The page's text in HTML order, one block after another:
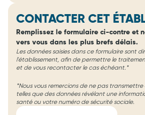
CONTACTER CET
Remplissez le formulaire ci-contre et
vers vous dans les plus brefs délais.
Les données saisies dans ce formulaire sont
l'établissement, afin de permettre le
et de vous recontacter le cas échéant.*
*Nous vous remercions de ne pas transmettre
telles que des données révélant une
santé ou votre numéro de sécurité sociale.